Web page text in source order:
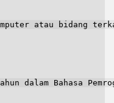
atau bidang
dalam Bahasa